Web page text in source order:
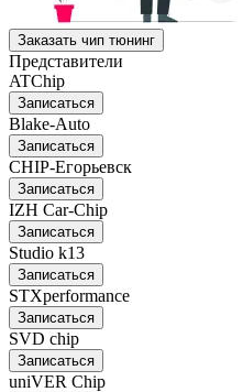
Заказать чип тюнинг
Представители
ATChip
Записаться
Blake-Auto
Записаться
CHIP-Егорьевск
Записаться
IZH Car-Chip
Записаться
Studio k13
Записаться
STXperformance
Записаться
SVD chip
Записаться
uniVER Chip